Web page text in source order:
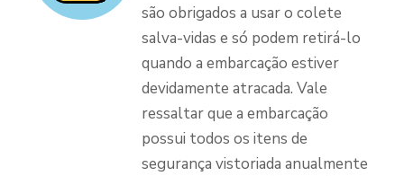
são obrigados a usar o colete
salva-vidas e só podem retirá-lo
quando a embarcação estiver
devidamente atracada. Vale
ressaltar que a embarcação
possui todos os itens de
segurança vistoriada anualmente